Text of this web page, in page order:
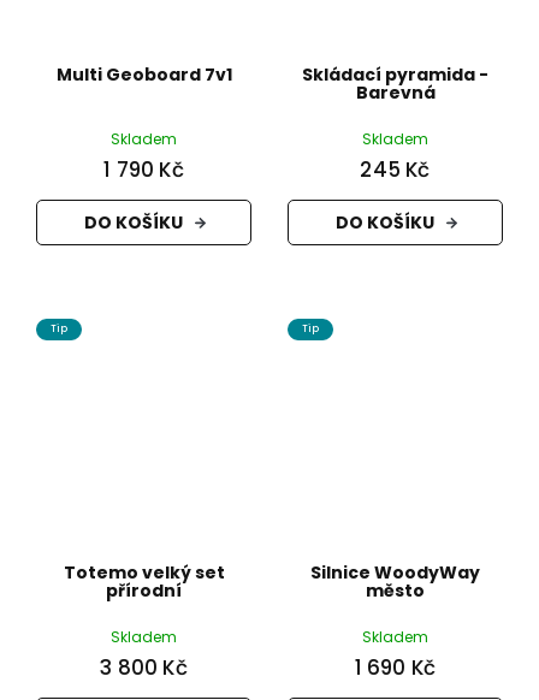
Multi Geoboard 7v1
Skladem
1 790 Kč
DO KOŠÍKU
Skládací pyramida -
Barevná
Skladem
245 Kč
DO KOŠÍKU
Tip
Totemo velký set
přírodní
Skladem
3 800 Kč
Tip
Silnice WoodyWay
město
Skladem
1 690 Kč